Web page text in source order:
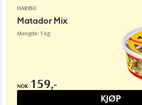
HARIBO
Matador Mix
Mengde: 1 kg
NOK 159,-
KJØP